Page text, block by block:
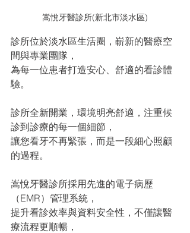
嵩悅牙醫診所(新北市淡水區)
診所位於淡水區生活圈，嶄新的醫療空
間與專業團隊，
為每一位患者打造安心、舒適的看診體
驗。
診所全新開業，環境明亮舒適，注重候
診到診療的每一個細節，
讓您看牙不再緊張，而是一段細心照顧
的過程。
嵩悅牙醫診所採用先進的電子病歷
（EMR）管理系統，
提升看診效率與資料安全性，不僅讓醫
療流程更順暢，